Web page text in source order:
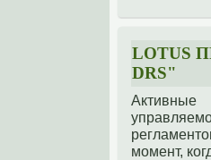
LOTUS
DRS"
Активные
момент,